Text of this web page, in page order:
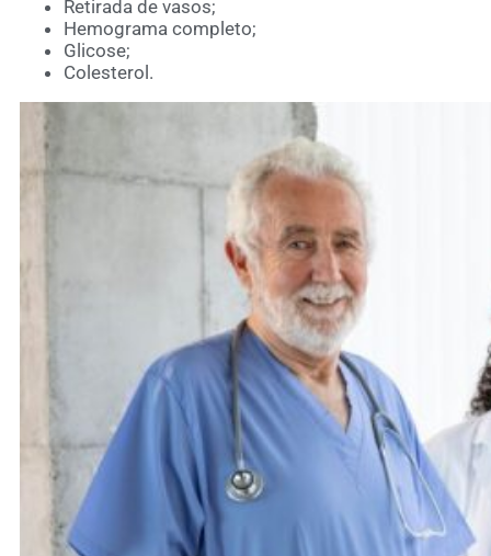
Retirada de vasos;
Hemograma completo;
Glicose;
Colesterol.